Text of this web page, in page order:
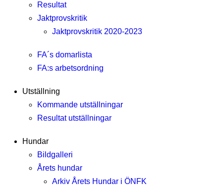
Resultat
Jaktprovskritik
Jaktprovskritik 2020-2023
FA´s domarlista
FA:s arbetsordning
Utställning
Kommande utställningar
Resultat utställningar
Hundar
Bildgalleri
Årets hundar
Arkiv Årets Hundar i ÖNFK